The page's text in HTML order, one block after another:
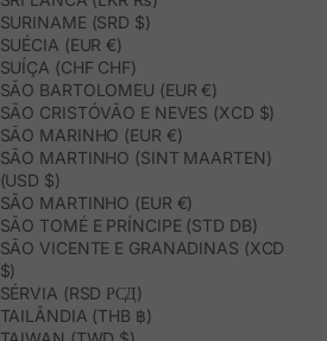
SURINAME (SRD $)
SUÉCIA (EUR €)
SUÍÇA (CHF CHF)
SÃO BARTOLOMEU (EUR €)
SÃO CRISTÓVÃO E NEVES (XCD $)
SÃO MARINHO (EUR €)
SÃO MARTINHO (SINT MAARTEN)
(USD $)
SÃO MARTINHO (EUR €)
SÃO TOMÉ E PRÍNCIPE (STD DB)
SÃO VICENTE E GRANADINAS (XCD
$)
SÉRVIA (RSD РСД)
TAILÂNDIA (THB ฿)